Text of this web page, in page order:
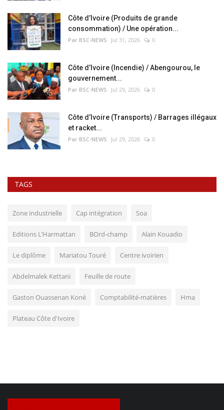
Côte d’Ivoire (Produits de grande
consommation) / Une opération...
Par BSC-NEWS Jul 31, 2026 0
Côte d’Ivoire (Incendie) / Abengourou, le
gouvernement...
Par BSC-NEWS Jul 29, 2026 0
Côte d’Ivoire (Transports) / Barrages illégaux
et racket...
Par BSC-NEWS Jul 29, 2026 0
TAGS
Zone industrielle Cap intégration Soa
Editions L’Harmattan BOrd-champ Alain Kouadio
Le diplôme Mariatou Touré Centre ivoirien
Abdelmalek Kettani Feuille de route
Gaston Ouassenan Koné Comptabilité-matières Hma
Plateau Côte d'Ivoire